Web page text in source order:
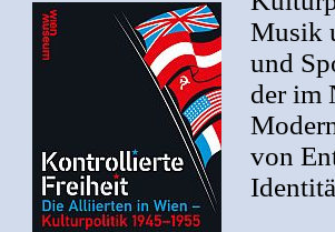
Musik
und
der im
von